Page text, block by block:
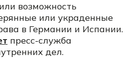
возможность
или украденные
в Германии и Испании.
пресс-служба
дел.